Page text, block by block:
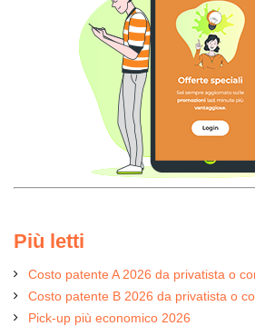
Più letti
Costo patente A 2026 da privatista o
Costo patente B 2026 da privatista o
Pick-up più economico 2026